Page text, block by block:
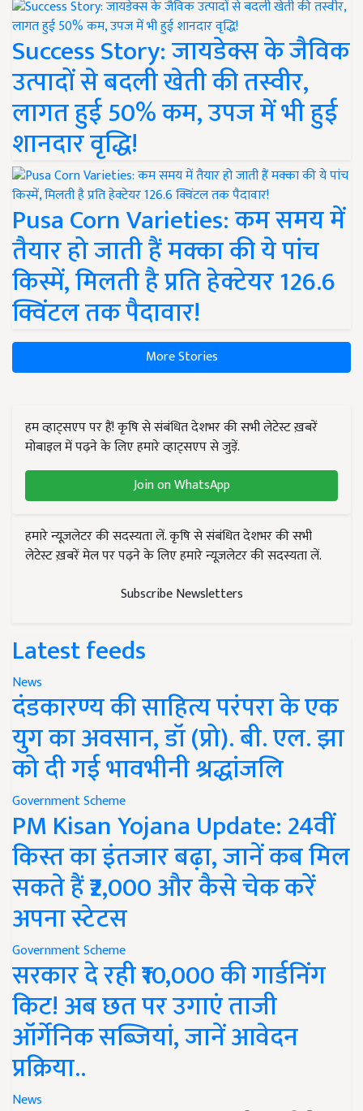
Success Story: जायडेक्स के जैविक
उत्पादों से बदली खेती की तस्वीर,
लागत हुई 50% कम, उपज में भी हुई
शानदार वृद्धि!
Pusa Corn Varieties: कम समय में
तैयार हो जाती हैं मक्का की ये पांच
किस्में, मिलती है प्रति हेक्टेयर 126.6
क्विंटल तक पैदावार!
More Stories
हम व्हाट्सएप पर हैं! कृषि से संबंधित देशभर की सभी लेटेस्ट ख़बरें
मोबाइल में पढ़ने के लिए हमारे व्हाट्सएप से जुड़ें.
Join on WhatsApp
हमारे न्यूज़लेटर की सदस्यता लें. कृषि से संबंधित देशभर की सभी
लेटेस्ट ख़बरें मेल पर पढ़ने के लिए हमारे न्यूज़लेटर की सदस्यता लें.
Subscribe Newsletters
Latest feeds
News
दंडकारण्य की साहित्य परंपरा के एक
युग का अवसान, डॉ (प्रो). बी. एल. झा
को दी गई भावभीनी श्रद्धांजलि
Government Scheme
PM Kisan Yojana Update: 24वीं
किस्त का इंतजार बढ़ा, जानें कब मिल
सकते हैं ₹2,000 और कैसे चेक करें
अपना स्टेटस
Government Scheme
सरकार दे रही ₹10,000 की गार्डनिंग
किट! अब छत पर उगाएं ताजी
ऑर्गेनिक सब्जियां, जानें आवेदन
प्रक्रिया..
News